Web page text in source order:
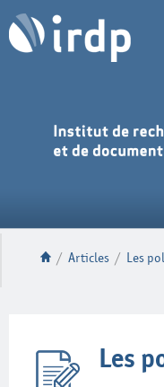
/ Articles / Les
Les